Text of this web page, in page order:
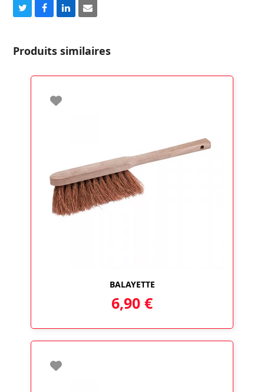
Share
Twitter
Share
Facebook
Share
LinkedIn
Share
Email
Produits similaires
BALAYETTE
6,90 €